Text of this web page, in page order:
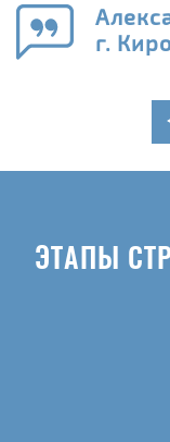
г.
ЭТАПЫ